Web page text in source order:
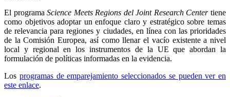
El programaScience Meets Regions del Joint Research Centertiene
como objetivos adoptar un enfoque claro y estratégico sobre temas
de relevancia para regiones y ciudades, en línea con las prioridades
de la Comisión Europea, así como llenar el vacío existente a nivel
local y regional en los instrumentos de la UE que abordan la
formulación de políticas informadas en la evidencia.
Los programas de emparejamiento seleccionados se pueden ver en
este enlace.